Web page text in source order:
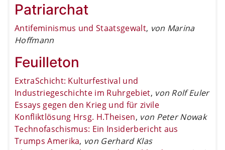
Patriarchat
Antifeminismus und Staatsgewalt, von Marina
Hoffmann
Feuilleton
ExtraSchicht: Kulturfestival und
Industriegeschichte im Ruhrgebiet, von Rolf Euler
Essays gegen den Krieg und für zivile
Konfliktlösung Hrsg. H.Theisen, von Peter Nowak
Technofaschismus: Ein Insiderbericht aus
Trumps Amerika, von Gerhard Klas